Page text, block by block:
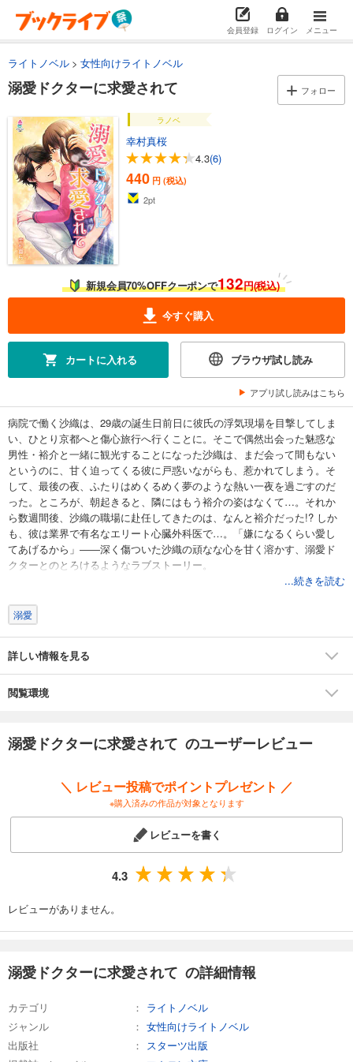
会員登録 ログイン メニュー
ライトノベル 女性向けライトノベル
溺愛ドクターに求愛されて フォロー
ラノベ
幸村真桜
4.3(6)
440 円 (税込)
2pt
新規会員70%OFFクーポンで132円(税込)
今すぐ購入
カートに入れる ブラウザ試し読み
アプリ試し読みはこちら
病院で働く沙織は、29歳の誕生日前日に彼氏の浮気現場を目撃してしま
い、ひとり京都へと傷心旅行へ行くことに。そこで偶然出会った魅惑な
男性・裕介と一緒に観光することになった沙織は、まだ会って間もない
というのに、甘く迫ってくる彼に戸惑いながらも、惹かれてしまう。そ
して、最後の夜、ふたりはめくるめく夢のような熱い一夜を過ごすのだ
った。ところが、朝起きると、隣にはもう裕介の姿はなくて…。それか
ら数週間後、沙織の職場に赴任してきたのは、なんと裕介だった!? しか
も、彼は業界で有名なエリート心臓外科医で…。「嫌になるくらい愛し
てあげるから」――深く傷ついた沙織の頑なな心を甘く溶かす、溺愛ド
クターとのとろけるようなラブストーリー。
...続きを読む
溺愛
詳しい情報を見る
閲覧環境
溺愛ドクターに求愛されて のユーザーレビュー
＼ レビュー投稿でポイントプレゼント ／
※購入済みの作品が対象となります
レビューを書く
4.3
レビューがありません。
溺愛ドクターに求愛されて の詳細情報
カテゴリ
ライトノベル
ジャンル
女性向けライトノベル
出版社
スターツ出版